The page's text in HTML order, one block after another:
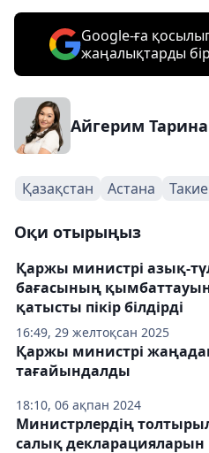
Google-ға
жаңалықтарды
Айгерим Тарина
Қазақстан Астана
Оқи отырыңыз
16:49, 29 желтоқсан 2025
Қаржы министрі азық-
бағасының
қатысты пікір білдірді
18:10, 06 ақпан 2024
Қаржы министрі
тағайындалды
Министрлердің
салық